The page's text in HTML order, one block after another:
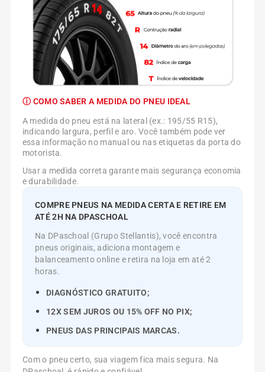
ⓘ COMO SABER A MEDIDA DO PNEU IDEAL
A medida do pneu está na lateral (ex.: 195/55 R15),
indicando largura, perfil e aro. Você também pode ver
essa informação no manual ou nas etiquetas da porta do
motorista.
Usar a medida correta garante mais segurança economia
e durabilidade.
COMPRE PNEUS NA MEDIDA CERTA E RETIRE EM
ATÉ 2H NA DPASCHOAL
Na DPaschoal (Grupo Stellantis), você encontra
pneus originais, adiciona montagem e
balanceamento online e retira na loja em até 2
horas.
DIAGNÓSTICO GRATUITO;
12X SEM JUROS OU 15% OFF NO PIX;
PNEUS DAS PRINCIPAIS MARCAS.
Com o pneu certo, sua viagem fica mais segura. Na